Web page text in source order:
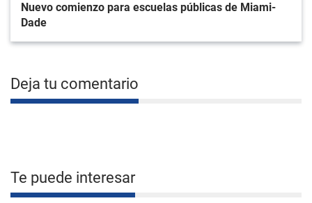
Nuevo comienzo para escuelas públicas de Miami-
Dade
Deja tu comentario
Te puede interesar